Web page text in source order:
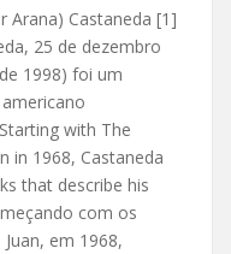
Arana) Castaneda [1]
25 de dezembro
1998) foi um
with The
in 1968, Castaneda
that describe his
com os
em 1968,